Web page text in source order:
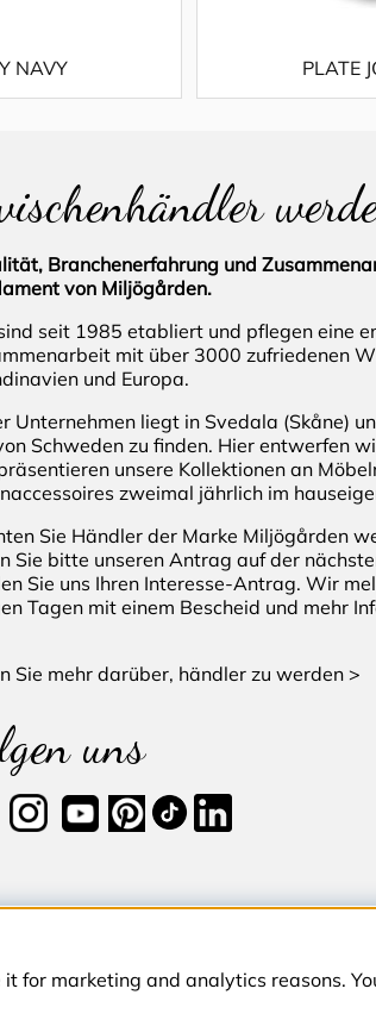
NAVY PLATE
Branchenerfahrung und
von Miljögården.
seit 1985 etabliert und pflegen eine
mit über 3000 zufriedenen
und Europa.
Unternehmen liegt in Svedala (Skåne)
Schweden zu finden. Hier entwerfen
unsere Kollektionen an
zweimal jährlich im
Sie Händler der Marke Miljögården
Sie bitte unseren Antrag auf der
Sie uns Ihren Interesse-Antrag. Wir
Tagen mit einem Bescheid und mehr
Sie mehr darüber, händler zu werden >
uns
for marketing and analytics reasons.